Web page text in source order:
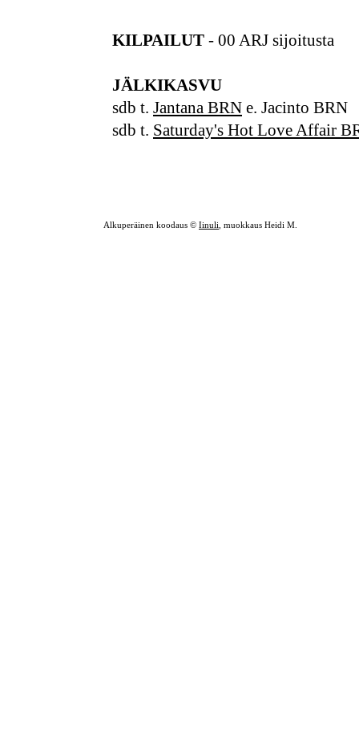
KILPAILUT - 00 ARJ sijoitusta
JÄLKIKASVU
sdb t. Jantana BRN e. Jacinto BRN
sdb t. Saturday's Hot Love Affair
Alkuperäinen koodaus © Iinuli , muokkaus Heidi M.